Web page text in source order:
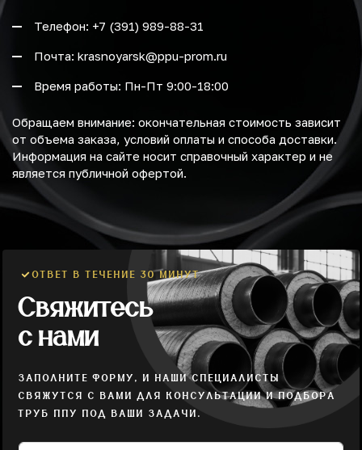
Телефон: +7 (391) 989-88-31
Почта: krasnoyarsk@ppu-prom.ru
Время работы: Пн-Пт 9:00-18:00
Обращаем внимание: окончательная стоимость зависит
от объема заказа, условий оплаты и способа доставки.
Информация на сайте носит справочный характер и не
является публичной офертой.
ОТВЕТ В ТЕЧЕНИЕ 30 МИНУТ
Свяжитесь
с нами
ЗАПОЛНИТЕ ФОРМУ, И НАШИ СПЕЦИАЛИСТЫ
СВЯЖУТСЯ С ВАМИ ДЛЯ КОНСУЛЬТАЦИИ И ПОДБОРА
ТРУБ ППУ ПОД ВАШИ ЗАДАЧИ.